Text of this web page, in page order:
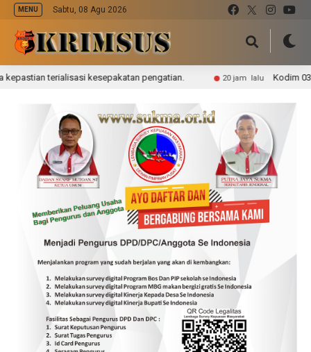
MENU Sabtu, 08 Agu 2026
terialisasi kesepakatan pengatian. 20 jam lalu Kodim 0314/